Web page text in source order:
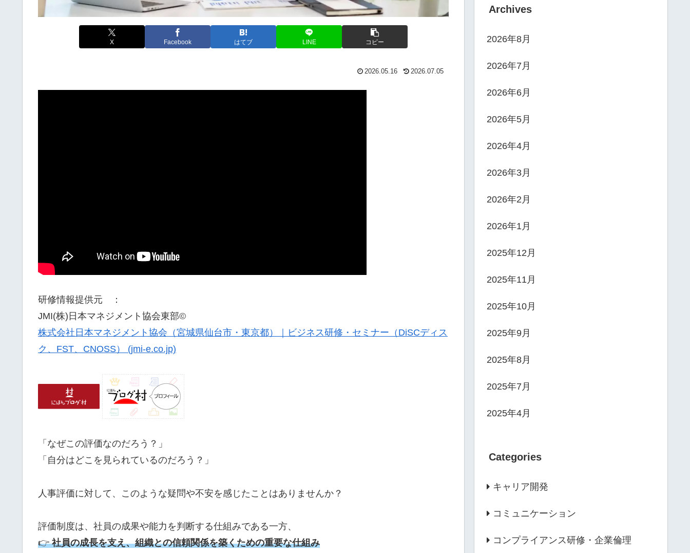
X Facebook はてブ LINE コピー
2026.05.16 2026.07.05
研修情報提供元 ：
JMI(株)日本マネジメント協会東部©
株式会社日本マネジメント協会（宮城県仙台市・東京都）｜ビジネス研修・セミナー（DiSCディス
ク、FST、CNOSS） (jmi-e.co.jp)
「なぜこの評価なのだろう？」
「自分はどこを見られているのだろう？」
人事評価に対して、このような疑問や不安を感じたことはありませんか？
評価制度は、社員の成果や能力を判断する仕組みである一方、
👉社員の成長を支え、組織との信頼関係を築くための重要な仕組み
Archives
2026年8月
2026年7月
2026年6月
2026年5月
2026年4月
2026年3月
2026年2月
2026年1月
2025年12月
2025年11月
2025年10月
2025年9月
2025年8月
2025年7月
2025年4月
Categories
キャリア開発
コミュニケーション
コンプライアンス研修・企業倫理